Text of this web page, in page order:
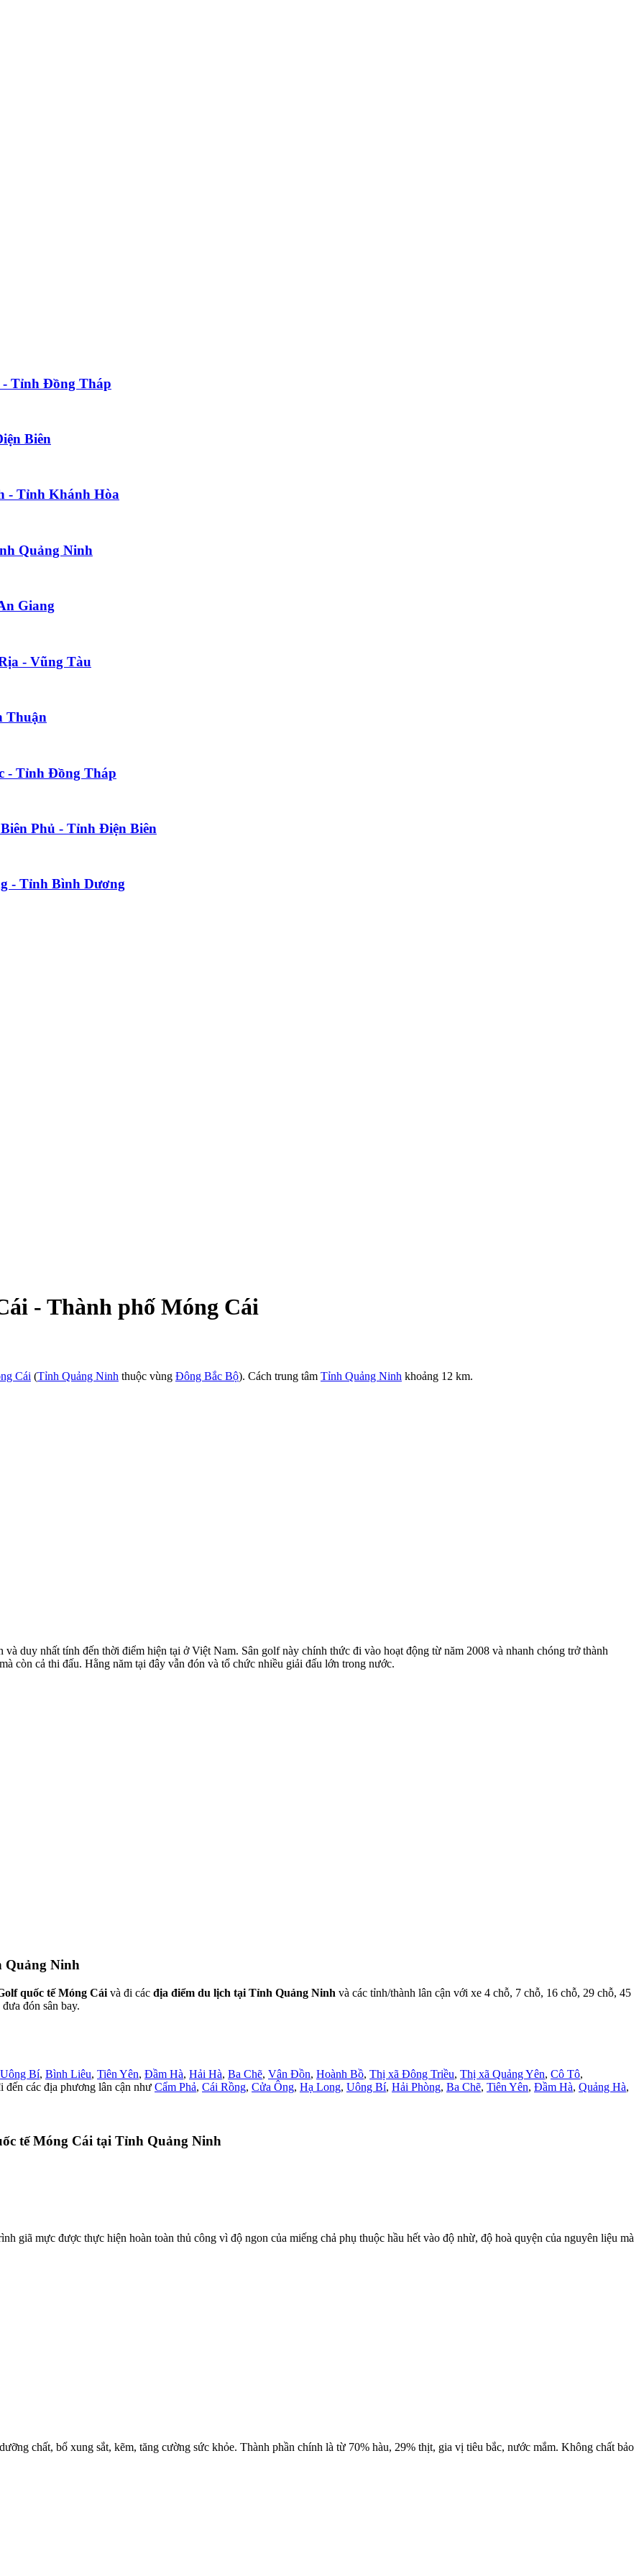
- Tỉnh Đồng Tháp
Biên
- Tỉnh Khánh Hòa
Quảng Ninh
Giang
- Vũng Tàu
Thuận
- Tỉnh Đồng Tháp
Phủ - Tỉnh Điện Biên
- Tỉnh Bình Dương
- Thành phố Móng Cái
Cái (Tỉnh Quảng Ninh thuộc vùng Đông Bắc Bộ). Cách trung tâm Tỉnh Quảng Ninh khoảng 12 km.
duy nhất tính đến thời điểm hiện tại ở Việt Nam. Sân golf này chính thức đi vào hoạt động từ năm 2008 và nhanh chóng trở thành
còn cả thi đấu. Hằng năm tại đây vẫn đón và tổ chức nhiều giải đấu lớn trong nước.
Quảng Ninh
quốc tế Móng Cái và đi các địa điểm du lịch tại Tỉnh Quảng Ninh và các tỉnh/thành lân cận với xe 4 chỗ, 7 chỗ, 16 chỗ, 29 chỗ, 45
đón sân bay.
Uông Bí, Bình Liêu, Tiên Yên, Đầm Hà, Hải Hà, Ba Chẽ, Vân Đồn, Hoành Bồ, Thị xã Đông Triều, Thị xã Quảng Yên, Cô Tô,
các địa phương lân cận như Cẩm Phả, Cái Rồng, Cửa Ông, Hạ Long, Uông Bí, Hải Phòng, Ba Chẽ, Tiên Yên, Đầm Hà, Quảng Hà,
tế Móng Cái tại Tỉnh Quảng Ninh
giã mực được thực hiện hoàn toàn thủ công vì độ ngon của miếng chả phụ thuộc hầu hết vào độ nhừ, độ hoà quyện của nguyên liệu mà
chất, bổ xung sắt, kẽm, tăng cường sức khỏe. Thành phần chính là từ 70% hàu, 29% thịt, gia vị tiêu bắc, nước mắm. Không chất bảo